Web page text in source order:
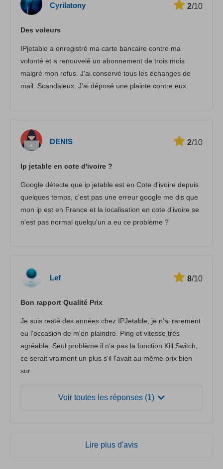
Іervice client
Cyrilatony 2/10
Des voleurs
IPjetable a enregistré ma carte bancaire contre ma
volonté et a renouvelé un abonnement de trois mois
malgré mon refus. J'ai conservé tous les échanges de
mail. Scandaleux. J'ai déposé une plainte contre eux.
DENIS 2/10
Ip jetable en cote d'ivoire ?
Google détecte que ip jetable est en Cote d'ivoire depuis
quelques temps, c'est pas une erreur google me dis que
mon ip est en France et la localisation en cote d'ivoire se
n'est pas normal quelqu'un a eu ce problème ?
Lef 8/10
Bon rapport Qualité Prix
Je suis resté des années chez IPJetable, je n'ai rarement
eu l'occasion de m'en plaindre. Ping et vitesse très
agréable. Seul problème il n'a pas la fonction Kill Switch,
ce serait vraiment un plus s'il l'avait au même prix bien
sur.
Voir toutes les réponses (1)
Lire plus d'avis